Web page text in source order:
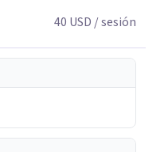
40 USD / sesión